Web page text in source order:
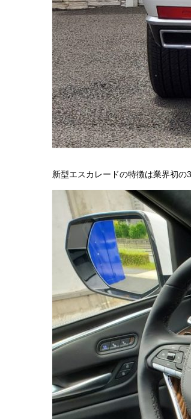
新型エスカレードの特徴は業界初の